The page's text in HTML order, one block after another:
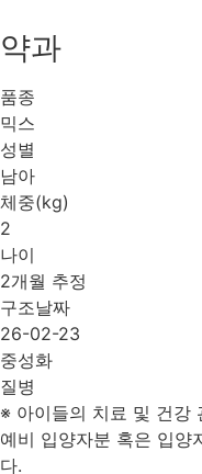
약과
품종
믹스
성별
남아
체중(kg)
2
나이
2개월 추정
구조날짜
26-02-23
중성화
질병
※ 아이들의 치료 및 건강
예비 입양자분 혹은 입양
다.